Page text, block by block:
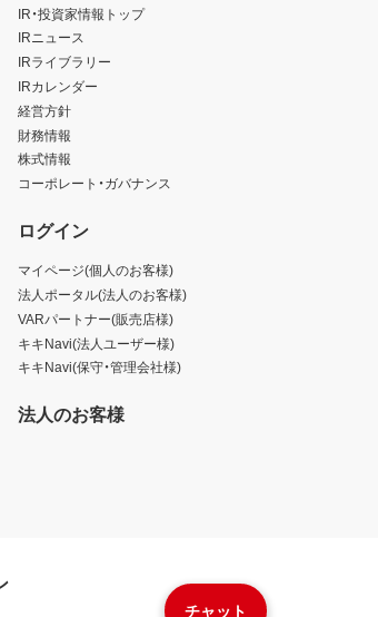
チャット
IR・投資家情報トップ
IRニュース
IRライブラリー
IRカレンダー
経営方針
財務情報
株式情報
コーポレート・ガバナンス
ログイン
マイページ(個人のお客様)
法人ポータル(法人のお客様)
VARパートナー(販売店様)
キキNavi(法人ユーザー様)
キキNavi(保守・管理会社様)
法人のお客様